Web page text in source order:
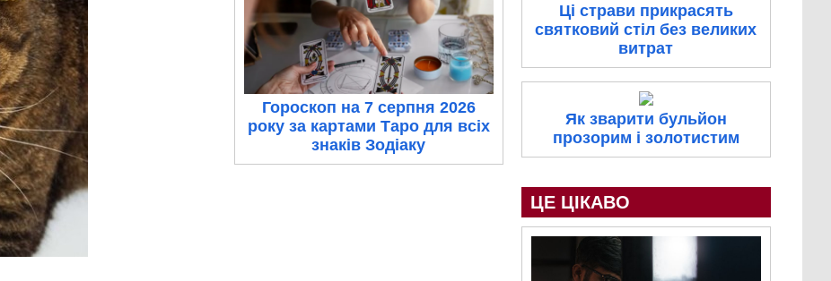
Гороскоп на 7 серпня 2026
року за картами Таро для всіх
знаків Зодіаку
Ці страви прикрасять
святковий стіл без великих
витрат
Як зварити бульйон
прозорим і золотистим
ЦЕ ЦІКАВО